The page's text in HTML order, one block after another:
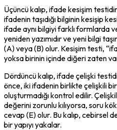
Üçüncü kalıp, ifade kesişim testi
ifadenin taşıdığı bilginin kesişip
ifade aynı bilgiyi farklı formlarda
yeniden yazımıdır ve yeni bilgi
(A) veya (B) olur. Kesişim testi,
yoksa birinin içinde diğeri zaten
Dördüncü kalıp, ifade çelişki testi
önce, iki ifadenin birlikte çelişkili
oluşturmadığı kontrol edilir.
değerini zorunlu kılıyorsa, soru
cevap (E) olur. Bu kalıp, cebirsel
bir yapıyı yakalar.